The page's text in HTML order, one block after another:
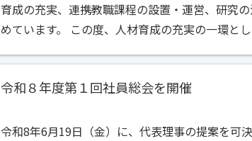
育成の充実、連携教職課程の設置・運営、研究
めています。 この度、人材育成の充実の一環と
令和８年度第１回社員総会を開催
令和8年6月19日（金）に、代表理事の提案を可